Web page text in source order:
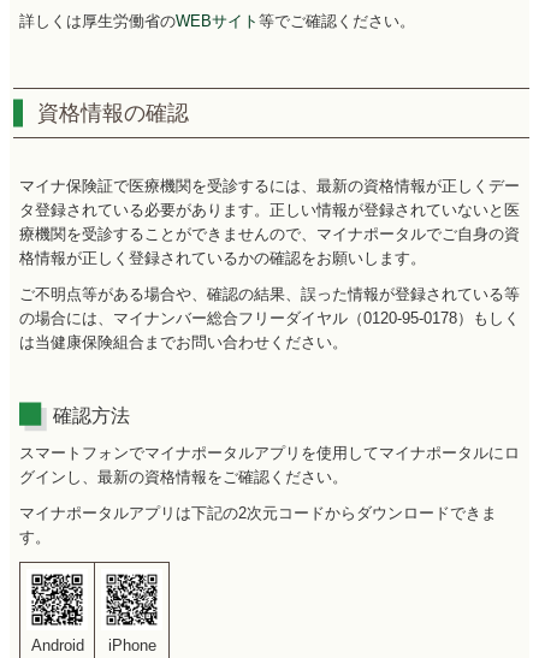
詳しくは厚生労働省のWEBサイト 等でご確認ください。
資格情報の確認
マイナ保険証で医療機関を受診するには、最新の資格情報が正しくデー
タ登録されている必要があります。正しい情報が登録されていないと医
療機関を受診することができませんので、マイナポータルでご自身の資
格情報が正しく登録されているかの確認をお願いします。
ご不明点等がある場合や、確認の結果、誤った情報が登録されている等
の場合には、マイナンバー総合フリーダイヤル（0120-95-0178）もしく
は当健康保険組合までお問い合わせください。
確認方法
スマートフォンでマイナポータルアプリを使用してマイナポータルにロ
グインし、最新の資格情報をご確認ください。
マイナポータルアプリは下記の2次元コードからダウンロードできま
す。
Android
iPhone